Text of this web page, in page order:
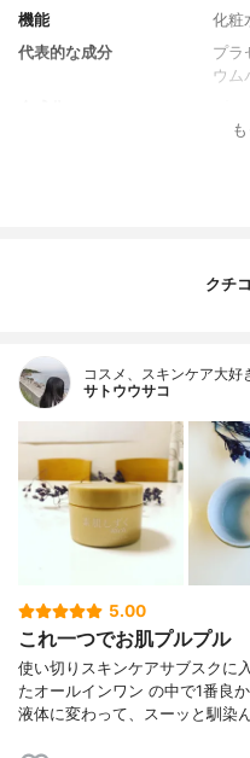
機能
化粧
代表的な成分
プラ
ウム
リ
ペ
ゴシ
ルフ
塩化
ブ
ル
変性
ル
エチ
クト
ル乳
シエ
ル、
テル
クチ
コスメ、スキンケア大好
サトウウサコ
5.00
これ一つでお肌プルプル
使い切りスキンケアサブスクに
たオールインワン の中で1番良
液体に変わって、スーッと馴染